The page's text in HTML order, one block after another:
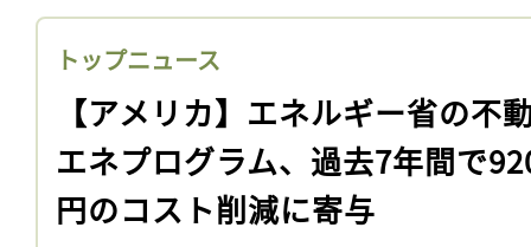
トップニュース
【アメリカ】エネルギー省の不
エネプログラム、過去7年間で
円のコスト削減に寄与